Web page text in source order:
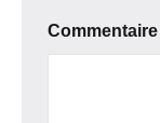
Commentaire